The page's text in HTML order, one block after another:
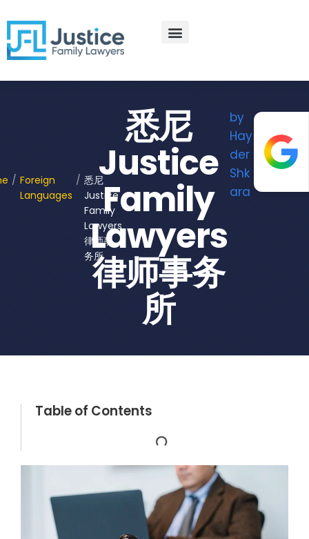
to
content
/ Foreign
Languages
/ 悉尼
Justice
Family
Lawyers
律师事
务所
悉尼
Justice
Family
Lawyers
律师事务
所
by
Hay
der
Shk
ara
Table of Contents